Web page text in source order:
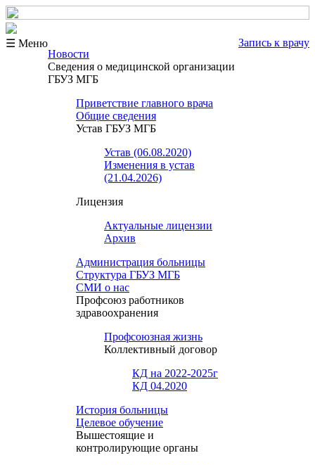
☰ Меню
Запись к врачу
Новости
Сведения о медицинской организации
ГБУЗ МГБ
Приветствие главного врача
Общие сведения
Устав ГБУЗ МГБ
Устав (06.08.2020)
Изменения в устав
(21.04.2026)
Лицензия
Актуальные лицензии
Архив
Администрация больницы
Структура ГБУЗ МГБ
СМИ о нас
Профсоюз работников
здравоохранения
Профсоюзная жизнь
Коллективный договор
КД на 2022-2025г
КД 04.2020
История больницы
Целевое обучение
Вышестоящие и
контролирующие органы